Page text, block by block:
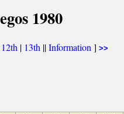
1980
12th | 13th ||Information ] >>